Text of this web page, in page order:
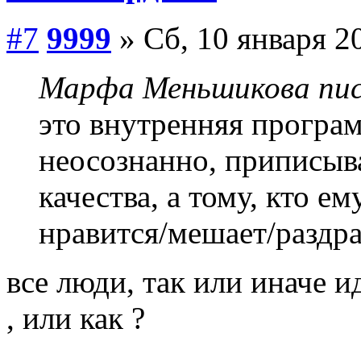
#7 9999 » Сб, 10 января
Марфа Меньшикова
это внутренняя
неосознанно,
качества, а тому, кто
нравится/мешает/
все люди, так или иначе
, или как ?